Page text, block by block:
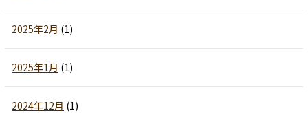
2025年2月 (1)
2025年1月 (1)
2024年12月 (1)